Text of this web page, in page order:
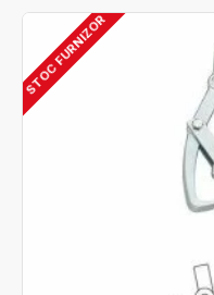
STOC FURNIZOR